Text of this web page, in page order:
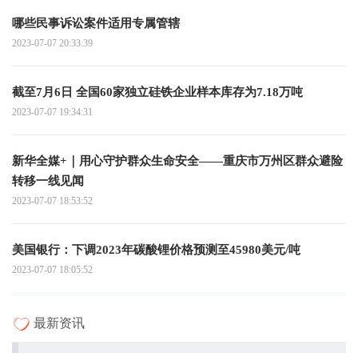
哪些民事诉讼案件适用专属管辖
2023-07-07 20:33:39
截至7月6日 全国60家独立硅铁企业样本库存为7.18万吨
2023-07-07 19:34:31
新华全媒+｜用心守护群众生命安全——重庆市万州区群众避险
转移一线见闻
2023-07-07 18:53:52
美国银行：下调2023年碳酸锂价格预测至45980美元/吨
2023-07-07 18:05:52
最新资讯